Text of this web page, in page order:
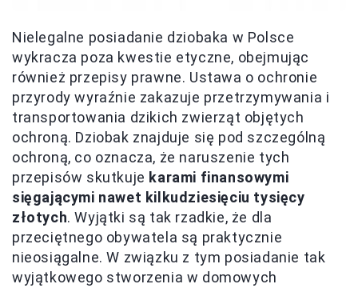
Nielegalne posiadanie dziobaka w Polsce
wykracza poza kwestie etyczne, obejmując
również przepisy prawne. Ustawa o ochronie
przyrody wyraźnie zakazuje przetrzymywania i
transportowania dzikich zwierząt objętych
ochroną. Dziobak znajduje się pod szczególną
ochroną, co oznacza, że naruszenie tych
przepisów skutkuje karami finansowymi
sięgającymi nawet kilkudziesięciu tysięcy
złotych. Wyjątki są tak rzadkie, że dla
przeciętnego obywatela są praktycznie
nieosiągalne. W związku z tym posiadanie tak
wyjątkowego stworzenia w domowych